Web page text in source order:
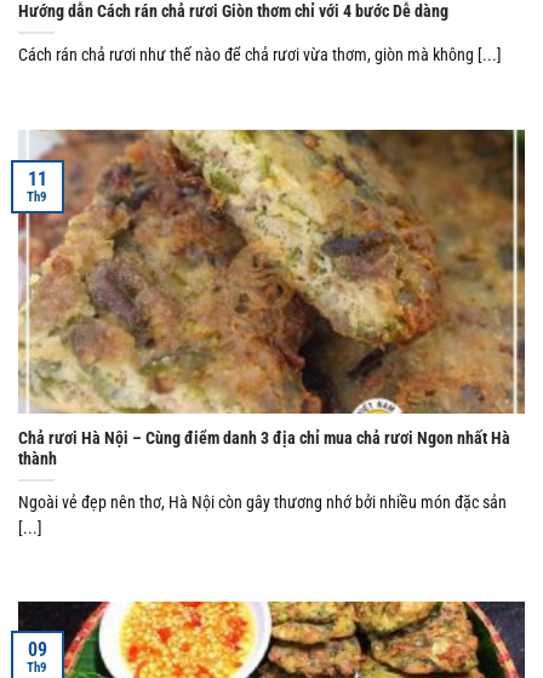
Hướng dẫn Cách rán chả rươi Giòn thơm chỉ với 4 bước Dễ dàng
Cách rán chả rươi như thế nào để chả rươi vừa thơm, giòn mà không [...]
Chả rươi Hà Nội – Cùng điểm danh 3 địa chỉ mua chả rươi Ngon nhất Hà
thành
Ngoài vẻ đẹp nên thơ, Hà Nội còn gây thương nhớ bởi nhiều món đặc sản
[...]
11
Th9
09
Th9